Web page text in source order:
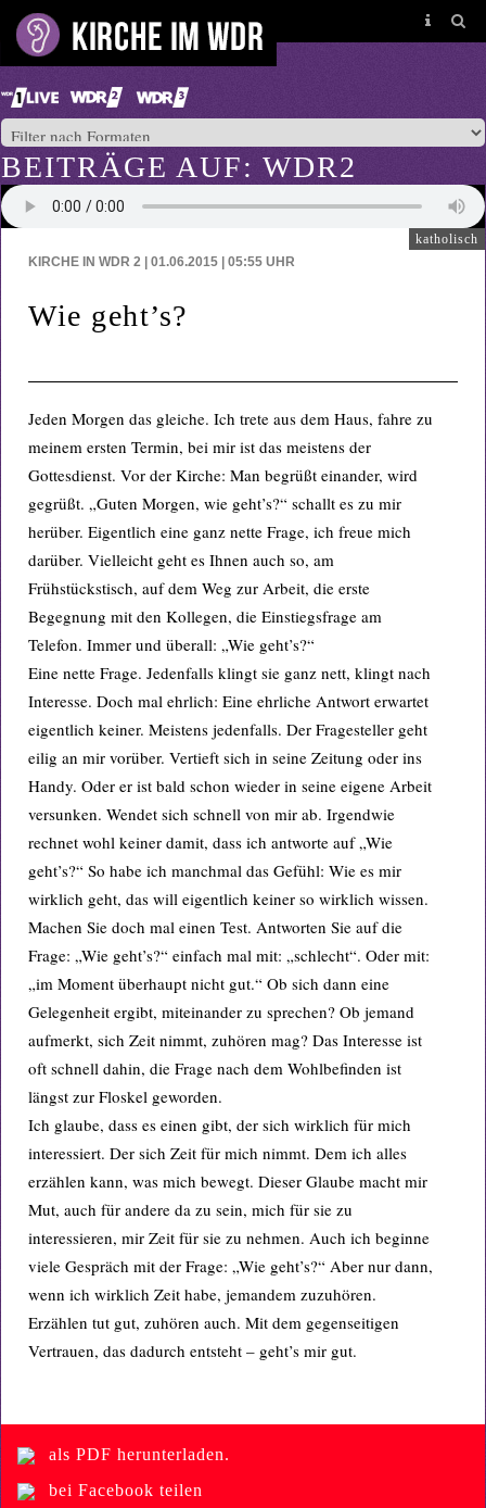
BEITRÄGE AUF: WDR2
katholisch
KIRCHE IN WDR 2 | 01.06.2015 | 05:55 UHR
Wie geht’s?
Jeden Morgen das gleiche. Ich trete aus dem Haus, fahre zu
meinem ersten Termin, bei mir ist das meistens der
Gottesdienst. Vor der Kirche: Man begrüßt einander, wird
gegrüßt. „Guten Morgen, wie geht’s?“ schallt es zu mir
herüber. Eigentlich eine ganz nette Frage, ich freue mich
darüber. Vielleicht geht es Ihnen auch so, am
Frühstückstisch, auf dem Weg zur Arbeit, die erste
Begegnung mit den Kollegen, die Einstiegsfrage am
Telefon. Immer und überall: „Wie geht’s?“
Eine nette Frage. Jedenfalls klingt sie ganz nett, klingt nach
Interesse. Doch mal ehrlich: Eine ehrliche Antwort erwartet
eigentlich keiner. Meistens jedenfalls. Der Fragesteller geht
eilig an mir vorüber. Vertieft sich in seine Zeitung oder ins
Handy. Oder er ist bald schon wieder in seine eigene Arbeit
versunken. Wendet sich schnell von mir ab. Irgendwie
rechnet wohl keiner damit, dass ich antworte auf „Wie
geht’s?“ So habe ich manchmal das Gefühl: Wie es mir
wirklich geht, das will eigentlich keiner so wirklich wissen.
Machen Sie doch mal einen Test. Antworten Sie auf die
Frage: „Wie geht’s?“ einfach mal mit: „schlecht“. Oder mit:
„im Moment überhaupt nicht gut.“ Ob sich dann eine
Gelegenheit ergibt, miteinander zu sprechen? Ob jemand
aufmerkt, sich Zeit nimmt, zuhören mag? Das Interesse ist
oft schnell dahin, die Frage nach dem Wohlbefinden ist
längst zur Floskel geworden.
Ich glaube, dass es einen gibt, der sich wirklich für mich
interessiert. Der sich Zeit für mich nimmt. Dem ich alles
erzählen kann, was mich bewegt. Dieser Glaube macht mir
Mut, auch für andere da zu sein, mich für sie zu
interessieren, mir Zeit für sie zu nehmen. Auch ich beginne
viele Gespräch mit der Frage: „Wie geht’s?“ Aber nur dann,
wenn ich wirklich Zeit habe, jemandem zuzuhören.
Erzählen tut gut, zuhören auch. Mit dem gegenseitigen
Vertrauen, das dadurch entsteht – geht’s mir gut.
als PDF herunterladen.
bei Facebook teilen